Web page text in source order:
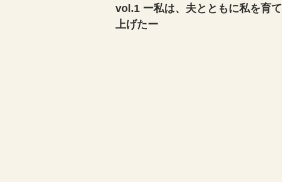
vol.1 ー私は、夫とともに私を育て
上げたー